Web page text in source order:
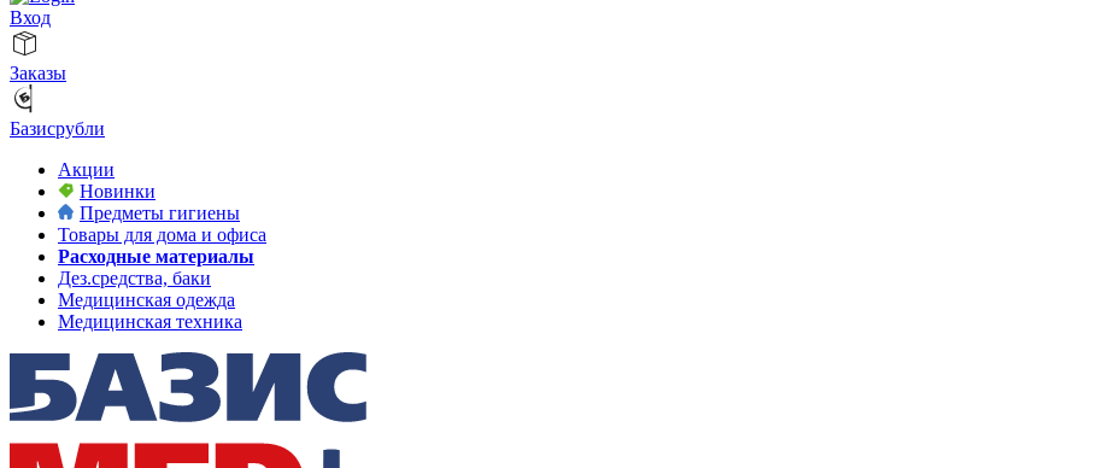
Вход
Заказы
Базисрубли
Акции
Новинки
Предметы гигиены
Товары для дома и офиса
Расходные материалы
Дез.средства, баки
Медицинская одежда
Медицинская техника